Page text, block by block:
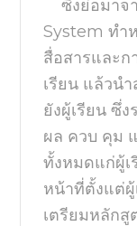
ซึ่งย่อมาจ
Systemทำ
สื่อสารและก
เรียน แล้วนำ
ยังผู้เรียน ซึ่
ผล ควบ คุม
ทั้งหมดแก่ผู้เ
หน้าที่ตั้งแต่ผู้
เตรียมหลักสู